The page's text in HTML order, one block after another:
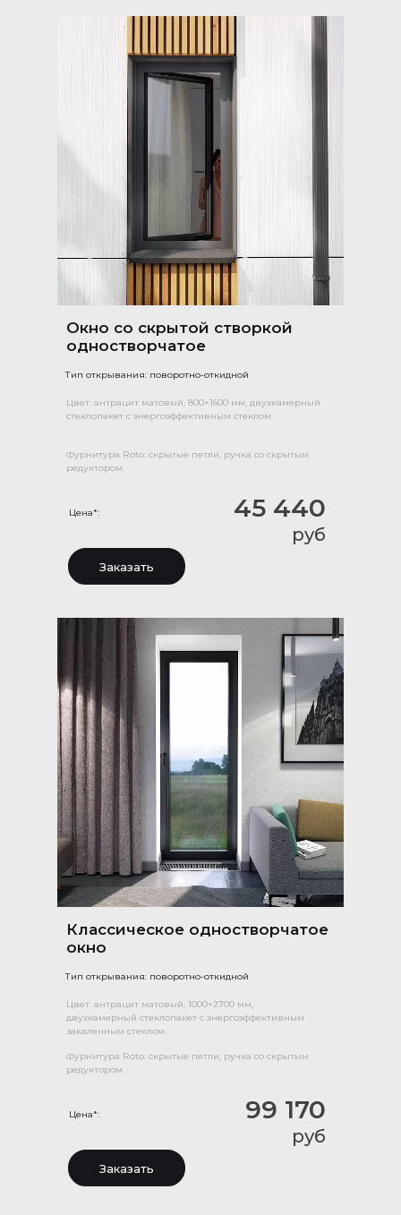
99 170
руб
Классическое одностворчатое
окно
Тип открывания: поворотно-откидной
Цвет: антрацит матовый, 1000×2700 мм,
двухкамерный стеклопакет с энергоэффективным
закаленным стеклом.
Фурнитура Roto: скрытые петли, ручка со скрытым
редуктором.
Цена*:
Заказать
45 440
руб
Окно со скрытой створкой
одностворчатое
Тип открывания: поворотно-откидной
Цвет: антрацит матовый, 800×1600 мм, двухкамерный
стеклопакет с энергоэффективным стеклом.
Фурнитура Roto: скрытые петли, ручка со скрытым
редуктором.
Цена*:
Заказать